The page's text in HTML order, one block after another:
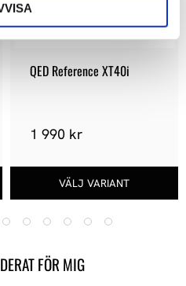
QED Reference XT40i
1 990 kr
FÖR MIG